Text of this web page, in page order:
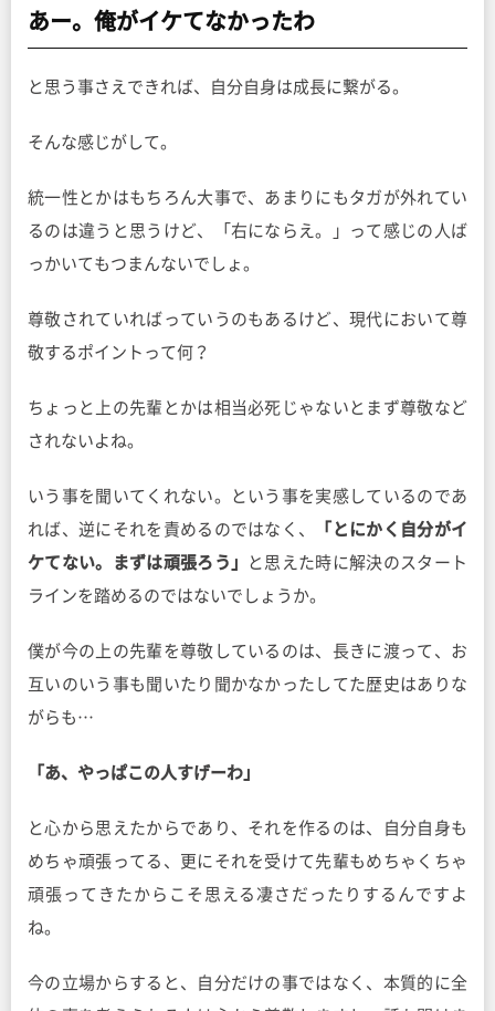
あー。俺がイケてなかったわ
と思う事さえできれば、自分自身は成長に繋がる。
そんな感じがして。
統一性とかはもちろん大事で、あまりにもタガが外れてい
るのは違うと思うけど、「右にならえ。」って感じの人ば
っかいてもつまんないでしょ。
尊敬されていればっていうのもあるけど、現代において尊
敬するポイントって何？
ちょっと上の先輩とかは相当必死じゃないとまず尊敬など
されないよね。
いう事を聞いてくれない。という事を実感しているのであ
れば、逆にそれを責めるのではなく、
「とにかく自分がイ
ケてない。まずは頑張ろう」
と思えた時に解決のスタート
ラインを踏めるのではないでしょうか。
僕が今の上の先輩を尊敬しているのは、長きに渡って、お
互いのいう事も聞いたり聞かなかったしてた歴史はありな
がらも…
「あ、やっぱこの人すげーわ」
と心から思えたからであり、それを作るのは、自分自身も
めちゃ頑張ってる、更にそれを受けて先輩もめちゃくちゃ
頑張ってきたからこそ思える凄さだったりするんですよ
ね。
今の立場からすると、自分だけの事ではなく、本質的に全